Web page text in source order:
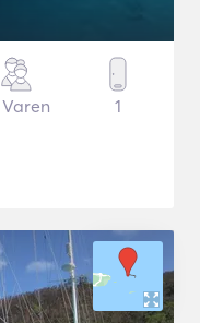
Varen 1